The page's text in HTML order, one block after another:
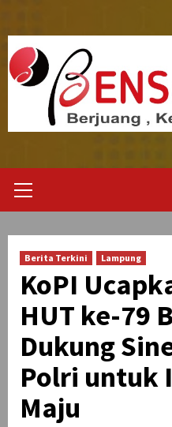
content
Menu
Berita Terkini Lampung
KoPI
HUT ke-79
Dukung
Polri untuk
Maju